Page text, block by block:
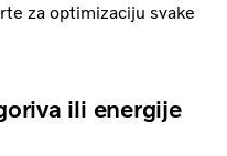
za optimizaciju svake
ili energije